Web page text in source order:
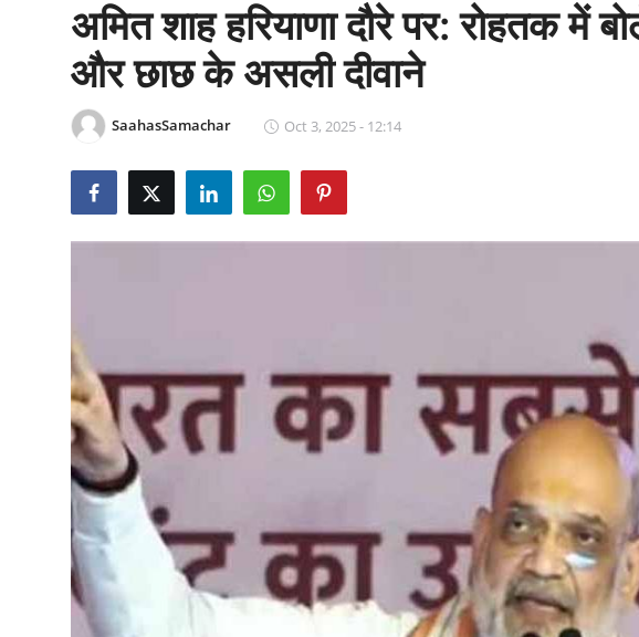
अमित शाह हरियाणा दौरे पर: रोहतक में
और छाछ के असली दीवाने
SaahasSamachar Oct 3, 2025 - 12:14